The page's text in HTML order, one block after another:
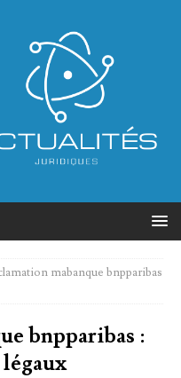
mabanque bnpparibas
bnpparibas :